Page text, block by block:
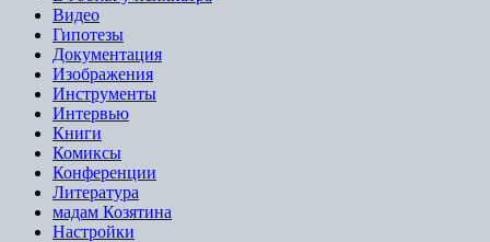
Видео
Гипотезы
Документация
Изображения
Инструменты
Интервью
Книги
Комиксы
Конференции
Литература
мадам Козятина
Настройки